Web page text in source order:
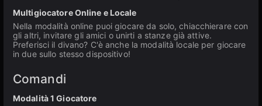
Multigiocatore Online e Locale
Nella modalità online puoi giocare da solo, chiacchierare con
gli altri, invitare gli amici o unirti a stanze già attive.
Preferisci il divano? C'è anche la modalità locale per giocare
in due sullo stesso dispositivo!
Comandi
Modalità 1 Giocatore